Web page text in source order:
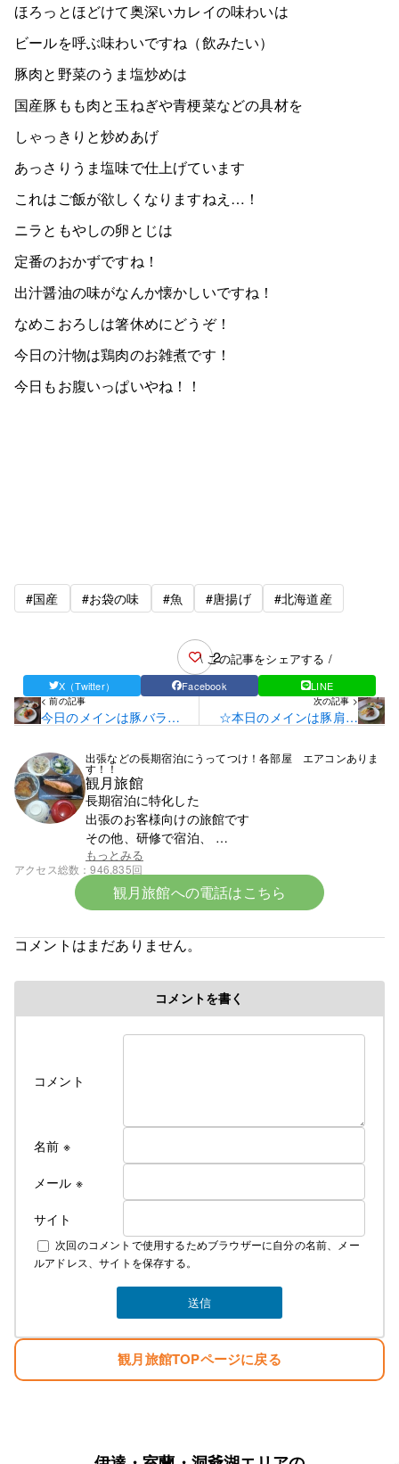
ほろっとほどけて奥深いカレイの味わいは
ビールを呼ぶ味わいですね（飲みたい）
豚肉と野菜のうま塩炒めは
国産豚もも肉と玉ねぎや青梗菜などの具材を
しゃっきりと炒めあげ
あっさりうま塩味で仕上げています
これはご飯が欲しくなりますねえ…！
ニラともやしの卵とじは
定番のおかずですね！
出汁醤油の味がなんか懐かしいですね！
なめこおろしは箸休めにどうぞ！
今日の汁物は鶏肉のお雑煮です！
今日もお腹いっぱいやね！！
#国産 #お袋の味 #魚 #唐揚げ #北海道産
2
\ この記事をシェアする /
X（Twitter） Facebook LINE
< 前の記事
今日のメインは豚バラ薄
次の記事 >
☆本日のメインは豚肩ロ
出張などの長期宿泊にうってつけ！各部屋 エアコンありま
す！！
観月旅館
長期宿泊に特化した
出張のお客様向けの旅館です
その他、研修で宿泊、
スポーツ少年団での団体宿泊なども受け付けており
ます
まずはお電話ください。0142-23-1393です。
令和８年各部屋エアコン導入により
なお、詳しいご料金につきましては
下記にて説明しております
素泊まり ￥4000 税込み ￥4400
夕食 ￥1300 税込み ￥1430
朝食 ￥700 税込み ￥770
お弁当 ￥750 税込み ￥825
例として
もっとみる
アクセス総数 946,835回
観月旅館への電話はこちら
コメントはまだありません。
コメントを書く
コメント
名前 ※
メール ※
サイト
次回のコメントで使用するためブラウザーに自分の名前、メー
ルアドレス、サイトを保存する。
観月旅館TOPページに戻る